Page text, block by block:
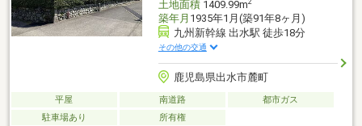
土地面積1409.99m
築年月 1935年1月(築91年8ヶ月)
九州新幹線 出水駅 徒歩18分
その他の交通
鹿児島県出水市麓町
平屋 南道路
都市ガス
駐車場あり
所有権